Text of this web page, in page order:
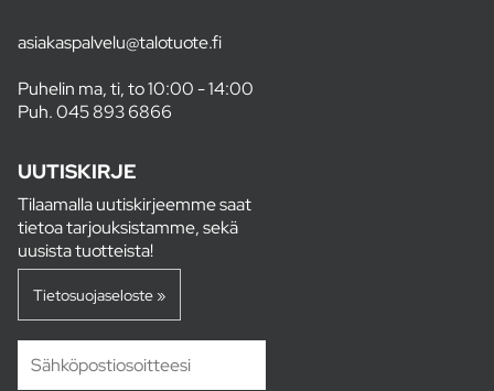
asiakaspalvelu@talotuote.fi
Puhelin ma, ti, to 10:00 - 14:00
Puh.045 893 6866
UUTISKIRJE
Tilaamalla uutiskirjeemme saat
tietoa tarjouksistamme, sekä
uusista tuotteista!
Tietosuojaseloste »